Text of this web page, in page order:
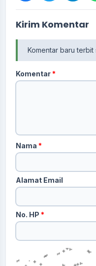
Kirim Komentar
Komentar baru terbit
Komentar*
Nama *
Alamat Email
No. HP *